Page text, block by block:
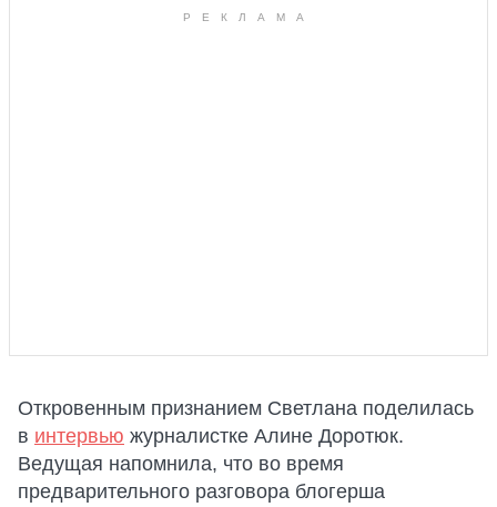
Откровенным признанием Светлана поделилась
в интервью журналистке Алине Доротюк.
Ведущая напомнила, что во время
предварительного разговора блогерша